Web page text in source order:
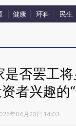
健康 环科 民生
是否罢工
者兴趣的
年04月23日 14:03